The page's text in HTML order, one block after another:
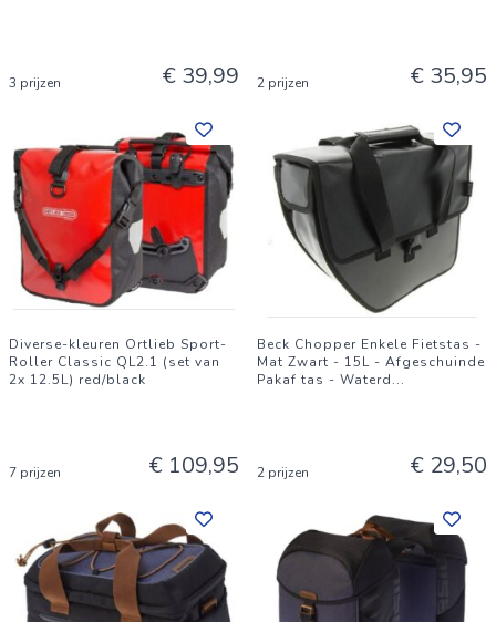
3 prijzen € 39,99 2 prijzen € 35,95
Diverse-kleuren Ortlieb Sport-
Roller Classic QL2.1 (set van
2x 12.5L) red/black
7 prijzen € 109,95
Beck Chopper Enkele Fietstas -
Mat Zwart - 15L - Afgeschuinde
Pakaf tas - Waterd...
2 prijzen € 29,50